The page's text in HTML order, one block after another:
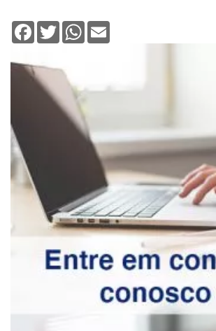
Facebook
TwitterWhatsApp